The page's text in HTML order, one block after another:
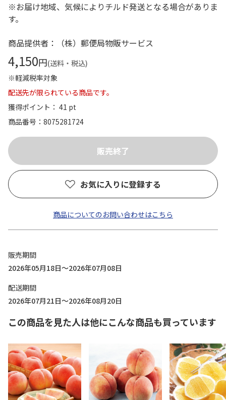
※お届け地域、気候によりチルド発送となる場合がありま
す。
商品提供者：（株）郵便局物販サービス
4,150円(送料・税込)
※軽減税率対象
配送先が限られている商品です。
獲得ポイント： 41 pt
商品番号
8075281724
お気に入りに登録する
商品についてのお問い合わせはこちら
販売期間
2026年05月18日～2026年07月08日
配送期間
2026年07月21日～2026年08月20日
この商品を見た人は他にこんな商品も買っています